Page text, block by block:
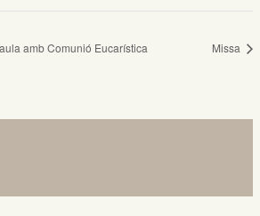
amb Comunió Eucarística Missa